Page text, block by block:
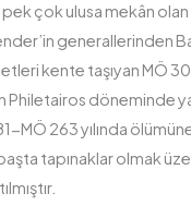
çok ulusa mekân
generallerinden
kente taşıyan MÖ
döneminde
MÖ 263 yılında
tapınaklar olmak